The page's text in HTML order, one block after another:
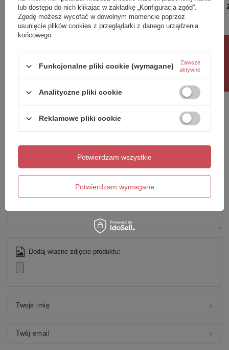
940,00
najciekawsze pytania i odpowiedzi publikując
Zadaj pytanie
Napisz swoją opinię
Twoja ocena:
Dodaj własne zdjęcie produktu:
Twoje imię
Twój email
lub dostępu do nich klikając w zakładkę „Konfiguracja zgód”.
Zgodę możesz wycofać w dowolnym momencie poprzez
usunięcie plików cookies z przeglądarki z danego urządzenia
końcowego.
Funkcjonalne pliki cookie (wymagane)
Zawsze
aktywne
Analityczne pliki cookie
Reklamowe pliki cookie
Potwierdzam wymagane
Potwierdzam wszystkie